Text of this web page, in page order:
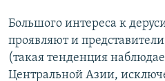
Большого интереса к
проявляют и
(такая тенденция
Центральной Азии,